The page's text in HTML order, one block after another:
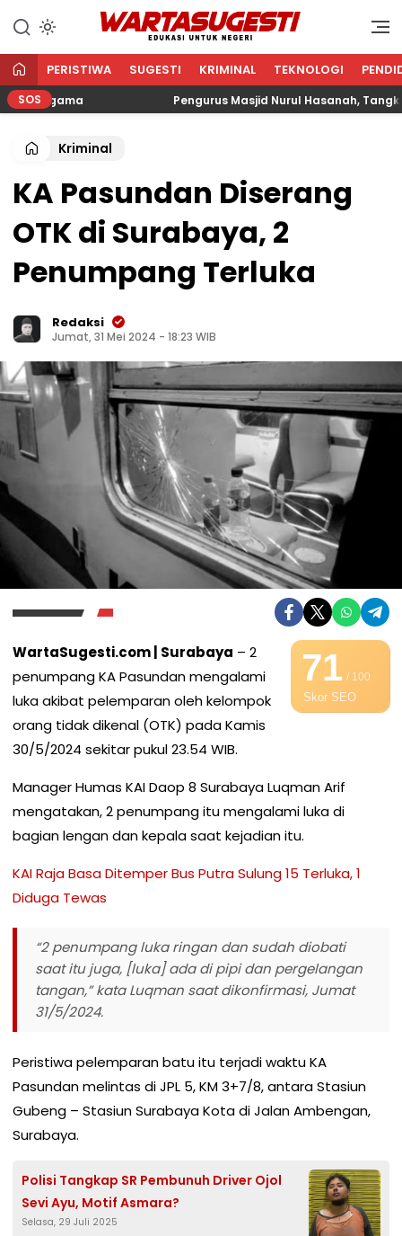
WARTA SUGESTI √ EDUKASI
Edukasi Untuk Negeri
PERISTIWA SUGESTI KRIMINAL TEKNOLOGI
SOS Pengurus Masjid Nurul Hasanah,
Kriminal
KA Pasundan Diserang
OTK di Surabaya, 2
Penumpang Terluka
Redaksi
Jumat, 31 Mei 2024 - 18:23 WIB
71/ 100
Skor SEO
WartaSugesti.com | Surabaya – 2
penumpang KA Pasundan mengalami
luka akibat pelemparan oleh kelompok
orang tidak dikenal (OTK) pada Kamis
30/5/2024 sekitar pukul 23.54 WIB.
Manager Humas KAI Daop 8 Surabaya Luqman Arif
mengatakan, 2 penumpang itu mengalami luka di
bagian lengan dan kepala saat kejadian itu.
KAI Raja Basa Ditemper Bus Putra Sulung 15 Terluka, 1
Diduga Tewas
“2 penumpang luka ringan dan sudah diobati
saat itu juga, [luka] ada di pipi dan pergelangan
tangan,” kata Luqman saat dikonfirmasi, Jumat
31/5/2024.
Peristiwa pelemparan batu itu terjadi waktu KA
Pasundan melintas di JPL 5, KM 3+7/8, antara Stasiun
Gubeng – Stasiun Surabaya Kota di Jalan Ambengan,
Surabaya.
Polisi Tangkap SR Pembunuh Driver Ojol
Sevi Ayu, Motif Asmara?
Selasa, 29 Juli 2025